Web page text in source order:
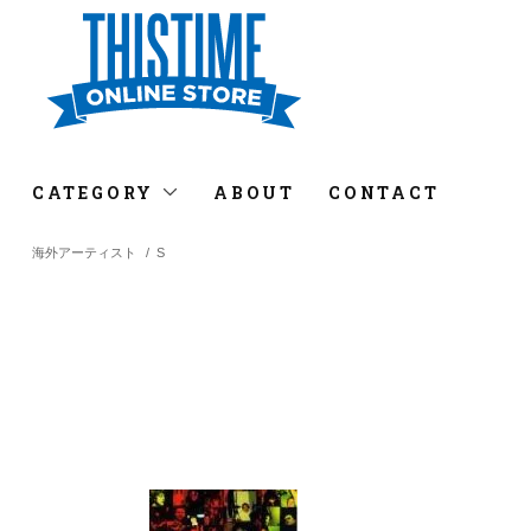
CATEGORY ABOUT CONTACT
海外アーティスト / S